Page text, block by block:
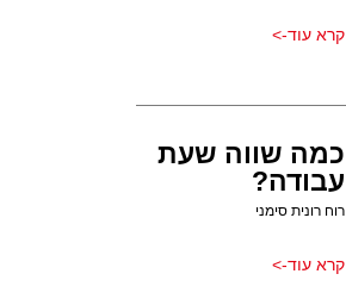
קרא עוד->
כמה שווה שעת
עבודה?
רוח רונית סימני
קרא עוד->